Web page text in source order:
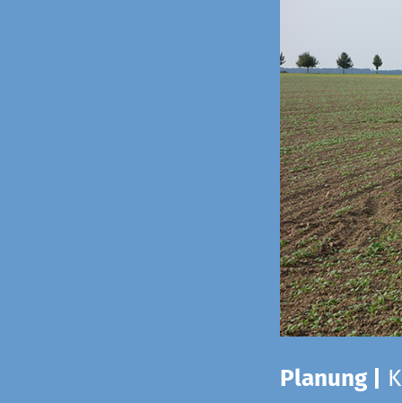
Planung |